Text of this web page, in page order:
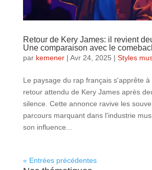
Retour de Kery James: il revient
Une comparaison avec le
par kemener| Avr 24, 2025 | Styles
Le paysage du rap français s'apprête à
retour attendu de Kery James après
silence. Cette annonce ravive les
parcours marquant dans l'industrie
son influence...
« Entrées précédentes